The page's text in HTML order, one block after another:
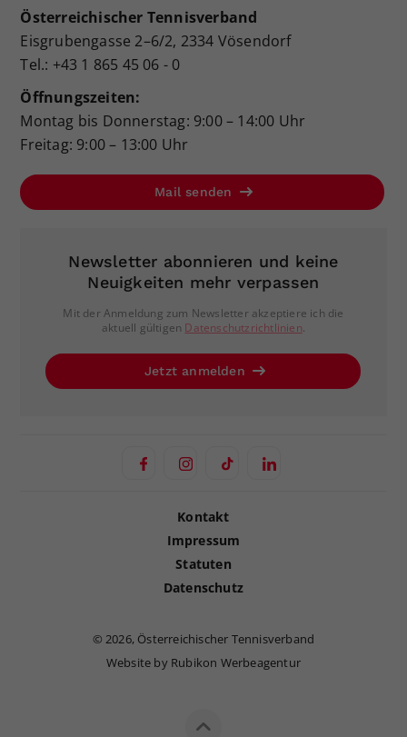
Österreichischer Tennisverband
Eisgrubengasse 2–6/2, 2334 Vösendorf
Tel.: +43 1 865 45 06 - 0
Öffnungszeiten:
Montag bis Donnerstag: 9:00 – 14:00 Uhr
Freitag: 9:00 – 13:00 Uhr
Mail senden
Newsletter abonnieren und keine
Neuigkeiten mehr verpassen
Mit der Anmeldung zum Newsletter akzeptiere ich die
aktuell gültigen Datenschutzrichtlinien.
Jetzt anmelden
Kontakt
Impressum
Statuten
Datenschutz
©2026, Österreichischer Tennisverband
Website by Rubikon Werbeagentur